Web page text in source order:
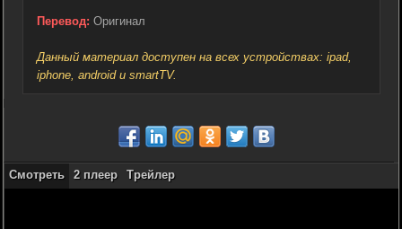
Перевод: Оригинал
Данный материал доступен на всех устройствах: ipad,
iphone, android и smartTV.
Смотреть 2 плеер Трейлер